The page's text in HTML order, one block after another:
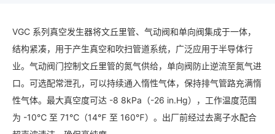
VGC 系列真空发生器将文丘里管、气动阀和单向阀集成于一体，
结构紧凑，用于产生真空和吹扫管道系统，广泛应用于半导体行
业。气动阀门控制文丘里管的氮气供给，单向阀防止逆流至氮气进
口。可选配常泄孔，可以持续通入惰性气体，保持排气管路充满惰
性气体。最大真空度可达 -8 8kPa（-26 in.Hg），工作温度范围
为 -10℃ 至 71℃（14℉ 至 160℉）。出厂前经过去离子水配合